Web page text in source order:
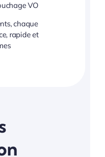
VO
chaque
rapide et